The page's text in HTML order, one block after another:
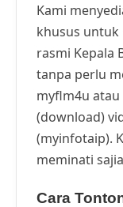
Kami
khusus untuk
rasmi Kepala
tanpa perlu
myflm4u
(download)
(myinfotaip).
meminati
Cara